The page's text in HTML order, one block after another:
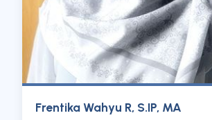
Frentika Wahyu R, S.IP, MA